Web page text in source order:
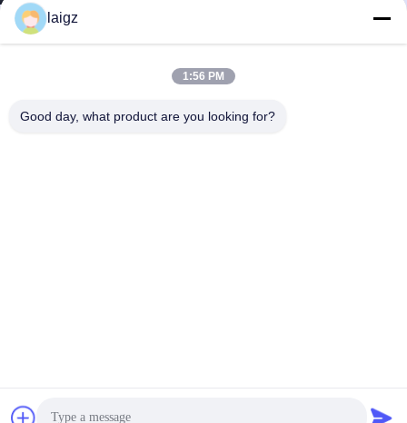
2026 Zhejiang Zhongdeng Electronics Technology CO,LTD Alle Rechte
laigz
1:56 PM
Good day, what product are you looking for?